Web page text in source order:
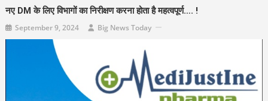
नए DM के लिए विभागों का निरीक्षण करना होता है महत्वपूर्ण…. !
September 9, 2024 Big News Today